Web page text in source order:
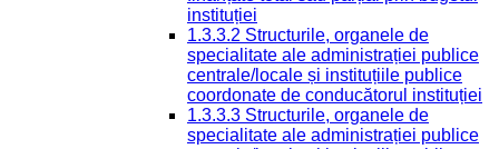
instituției
1.3.3.2 Structurile, organele de
specialitate ale administrației publice
centrale/locale și instituțiile publice
coordonate de conducătorul instituției
1.3.3.3 Structurile, organele de
specialitate ale administrației publice